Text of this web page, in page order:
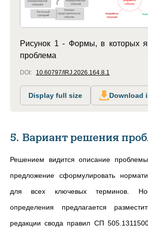
Рисунок 1 - Формы, в которых
проблема
DOI: 10.60797/IRJ.2026.164.8.1
Display full size Download
5. Вариант решения
Решением видится описание
предложение сформулировать
для всех ключевых терминов.
определения предлагается
редакции свода правил СП